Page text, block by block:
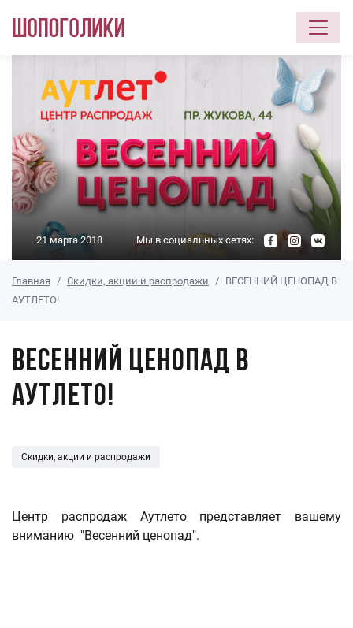
21 марта 2018 Мы в социальных сетях:
Главная Скидки, акции и распродажи
ВЕСЕННИЙ ЦЕНОПАД В
АУТЛЕТО!
ВЕСЕННИЙ ЦЕНОПАД В
АУТЛЕТО!
Скидки, акции и распродажи
Центр распродаж Аутлето представляет вашему
вниманию "Весенний ценопад".